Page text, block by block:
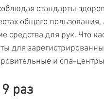
стандарты
общего пользования,
для рук. Что
для
и спа-
раз